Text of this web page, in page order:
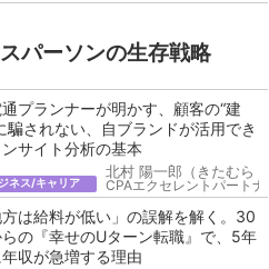
パーソンの生存戦略
プランナーが明かす、顧客の“建
騙されない、自ブランドが活用でき
サイト分析の基本
ネス/キャリア
北村 陽一郎（きたむら
CPAエクセレントパート
方は給料が低い」の誤解を解く。30
の『幸せのUターン転職』で、5年
収が急増する理由